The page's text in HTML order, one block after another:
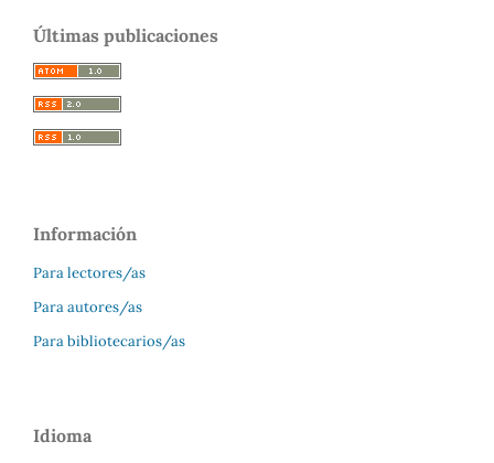
Últimas publicaciones
Información
Para lectores/as
Para autores/as
Para bibliotecarios/as
Idioma